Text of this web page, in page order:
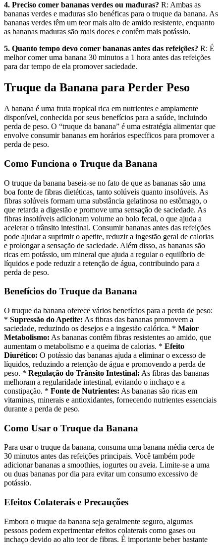
4. Preciso comer bananas verdes ou maduras? R: Ambas as
bananas verdes e maduras são benéficas para o truque da banana. As
bananas verdes têm um teor mais alto de amido resistente, enquanto
as bananas maduras são mais doces e contêm mais potássio.
5. Quanto tempo devo comer bananas antes das refeições? R: É
melhor comer uma banana 30 minutos a 1 hora antes das refeições
para dar tempo de ela promover saciedade.
Truque da Banana para Perder Peso
A banana é uma fruta tropical rica em nutrientes e amplamente
disponível, conhecida por seus benefícios para a saúde, incluindo
perda de peso. O “truque da banana” é uma estratégia alimentar que
envolve consumir bananas em horários específicos para promover a
perda de peso.
Como Funciona o Truque da Banana
O truque da banana baseia-se no fato de que as bananas são uma
boa fonte de fibras dietéticas, tanto solúveis quanto insolúveis. As
fibras solúveis formam uma substância gelatinosa no estômago, o
que retarda a digestão e promove uma sensação de saciedade. As
fibras insolúveis adicionam volume ao bolo fecal, o que ajuda a
acelerar o trânsito intestinal. Consumir bananas antes das refeições
pode ajudar a suprimir o apetite, reduzir a ingestão geral de calorias
e prolongar a sensação de saciedade. Além disso, as bananas são
ricas em potássio, um mineral que ajuda a regular o equilíbrio de
líquidos e pode reduzir a retenção de água, contribuindo para a
perda de peso.
Benefícios do Truque da Banana
O truque da banana oferece vários benefícios para a perda de peso:
* Supressão do Apetite: As fibras das bananas promovem a
saciedade, reduzindo os desejos e a ingestão calórica. * Maior
Metabolismo: As bananas contêm fibras resistentes ao amido, que
aumentam o metabolismo e a queima de calorias. * Efeito
Diurético: O potássio das bananas ajuda a eliminar o excesso de
líquidos, reduzindo a retenção de água e promovendo a perda de
peso. * Regulação do Trânsito Intestinal: As fibras das bananas
melhoram a regularidade intestinal, evitando o inchaço e a
constipação. * Fonte de Nutrientes: As bananas são ricas em
vitaminas, minerais e antioxidantes, fornecendo nutrientes essenciais
durante a perda de peso.
Como Usar o Truque da Banana
Para usar o truque da banana, consuma uma banana média cerca de
30 minutos antes das refeições principais. Você também pode
adicionar bananas a smoothies, iogurtes ou aveia. Limite-se a uma
ou duas bananas por dia para evitar um consumo excessivo de
potássio.
Efeitos Colaterais e Precauções
Embora o truque da banana seja geralmente seguro, algumas
pessoas podem experimentar efeitos colaterais como gases ou
inchaço devido ao alto teor de fibras. É importante beber bastante